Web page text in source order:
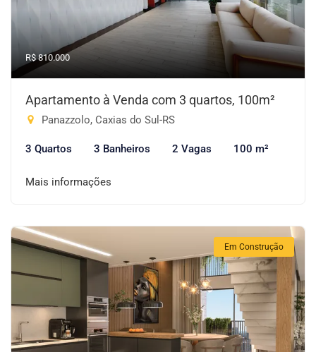
R$ 810.000
Apartamento à Venda com 3 quartos, 100m²
Panazzolo, Caxias do Sul-RS
3 Quartos 3 Banheiros 2 Vagas 100 m²
Mais informações
Em Construção